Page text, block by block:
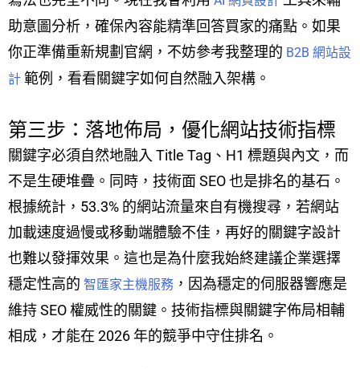
助意圖分析，確保內容能精準回答買家的痛點。如果
你正準備重新規劃官網，不妨參考我整理的 B2B 網站設
計 範例，看看關鍵字如何自然融入架構。
第三步：落地佈局，優化網站技術指標
關鍵字必須自然地融入 Title Tag、H1 標題與內文，而
不是生硬堆疊。同時，技術面 SEO 也是排名的基石。
根據統計，53.3% 的網站流量來自有機搜尋，若網站
加載速度過慢或移動端體驗不佳，再好的關鍵字設計
也難以發揮效果。這也是為什麼我始終建議企業選擇
穩定性高的 智匯家主機服務 ，因為穩定的伺服器響應是
維持 SEO 權威性的關鍵。技術指標與關鍵字佈局相輔
相成，才能在 2026 年的競爭中守住排名。